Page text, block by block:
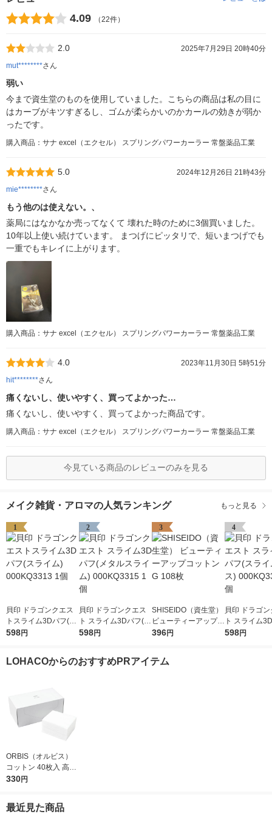
4.09 （22件）
2.0
2025年7月29日 20時40分
mut********さん
弱い
今まで資生堂のものを使用していました。こちらの商品は私の目に
はカーブがキツすぎるし、ゴムが柔らかいのかカールの効きが弱か
ったです。
購入商品：サナ excel（エクセル） スプリングパワーカーラー 常盤薬品工業
5.0
2024年12月26日 21時43分
mie********さん
もう他のは使えない。、
薬局にはなかなか売ってなくて 壊れた時のために3個買いました。
10年以上使い続けています。 まつげにピッタリで、短いまつげでも
一重でもキレイに上がります。
購入商品：サナ excel（エクセル） スプリングパワーカーラー 常盤薬品工業
4.0
2023年11月30日 5時51分
hit********さん
痛くないし、使いやすく、買ってよかった…
痛くないし、使いやすく、買ってよかった商品です。
購入商品：サナ excel（エクセル） スプリングパワーカーラー 常盤薬品工業
今見ている商品のレビューのみを見る
メイク雑貨・アロマの人気ランキング もっと見る
1
貝印 ドラゴンクエス
トスライム3Dパフ(ス
ライム) 000KQ3313 1
598円
2
貝印 ドラゴンクエス
ト スライム3Dパフ(メ
タルスライム) 000KQ
598円
3
SHISEIDO（資生堂）
ビューティーアップコ
ットン G 108枚
396円
4
貝印 ドラゴ
ト スライム
ライムベス)
598円
LOHACOからのおすすめPRアイテム
ORBIS（オルビス）
コットン 40枚入 高級
綿100％
330円
最近見た商品